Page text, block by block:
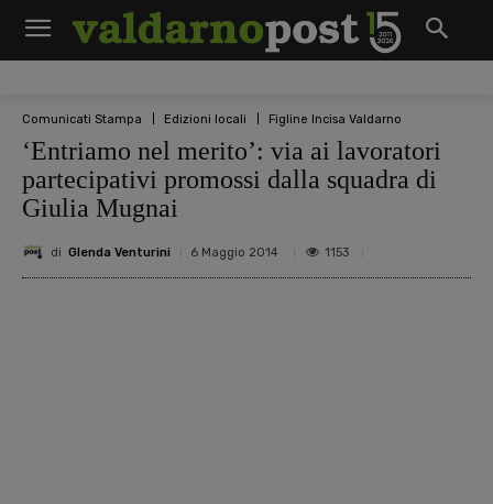
Comunicati Stampa Edizioni locali Figline Incisa Valdarno
‘Entriamo nel merito’: via ai lavoratori
partecipativi promossi dalla squadra di
Giulia Mugnai
di Glenda Venturini 6 Maggio 2014 1153